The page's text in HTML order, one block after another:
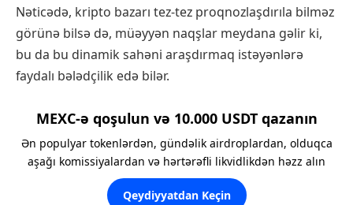
Nəticədə, kripto bazarı tez-tez proqnozlaşdırıla bilməz
görünə bilsə də, müəyyən naqşlar meydana gəlir ki,
bu da bu dinamik sahəni araşdırmaq istəyənlərə
faydalı bələdçilik edə bilər.
MEXC-ə qoşulun və 10.000 USDT qazanın
Ən populyar tokenlərdən, gündəlik airdroplardan, olduqca
aşağı komissiyalardan və hərtərəfli likvidlikdən həzz alın
Qeydiyyatdan Keçin